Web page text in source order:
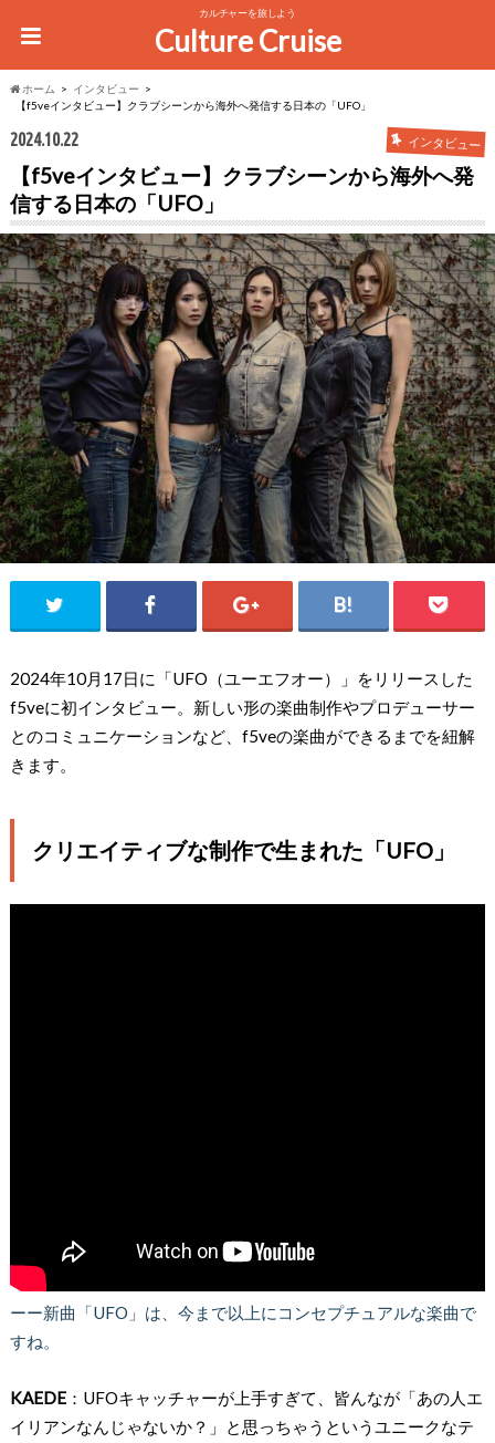
カルチャーを旅しよう
Culture Cruise
ホーム
インタビュー
【f5veインタビュー】クラブシーンから海外へ発信する日本の「UFO」
2024.10.22 インタビュー
【f5veインタビュー】クラブシーンから海外へ発
信する日本の「UFO」
2024年10月17日に「UFO（ユーエフオー）」をリリースした
f5veに初インタビュー。新しい形の楽曲制作やプロデューサー
とのコミュニケーションなど、f5veの楽曲ができるまでを紐解
きます。
クリエイティブな制作で生まれた「UFO」
ーー新曲「UFO」は、今まで以上にコンセプチュアルな楽曲で
すね。
KAEDE：UFOキャッチャーが上手すぎて、皆んなが「あの人エ
イリアンなんじゃないか？」と思っちゃうというユニークなテ